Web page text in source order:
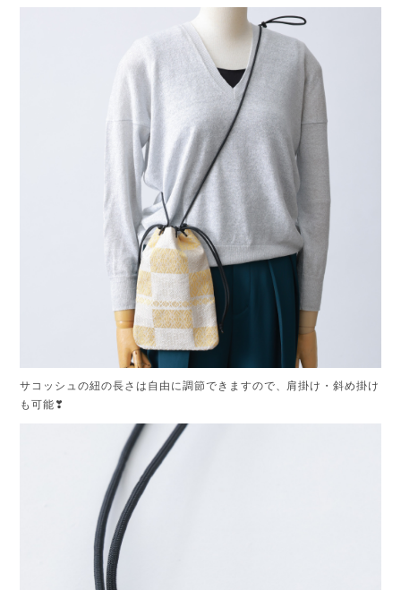
サコッシュの紐の長さは自由に調節できますので、肩掛け・斜め掛け
も可能❣